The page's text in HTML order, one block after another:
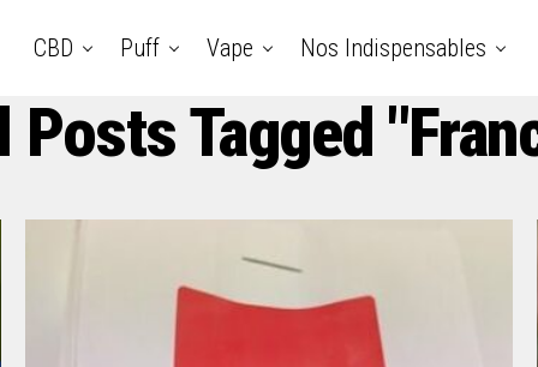
CBD Puff Vape Nos Indispensables
Posts Tagged